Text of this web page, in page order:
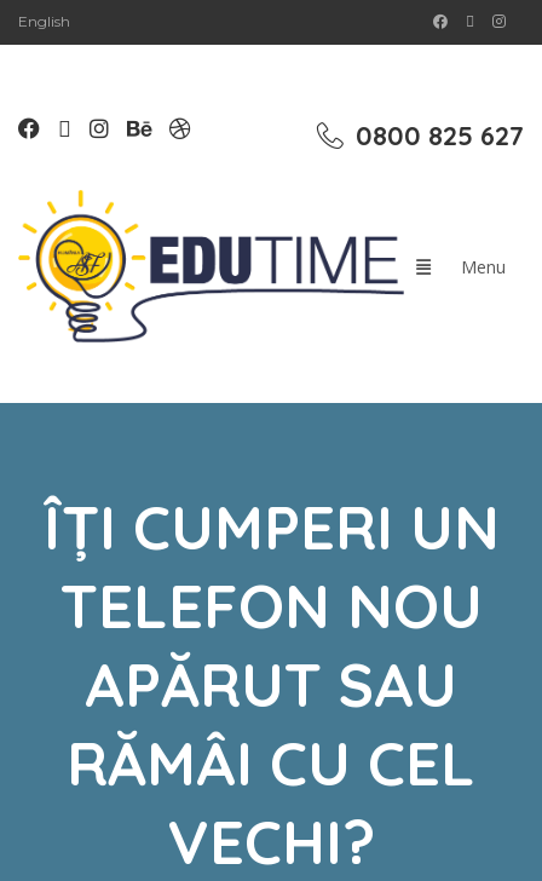
English
0800 825 627
ÎȚI CUMPERI UN
TELEFON NOU
APĂRUT SAU
RĂMÂI CU CEL
VECHI?